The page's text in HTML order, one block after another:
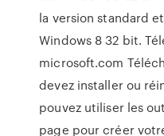
la version standard
Windows 8 32 bit.
microsoft.com
devez installer ou
pouvez utiliser les
page pour créer